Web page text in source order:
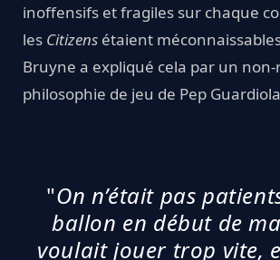
inoffensifs et fragiles sur chaque
les Citizens étaient
Bruyne a expliqué cela par un non-
philosophie de jeu de Pep
"On n’était pas
ballon en début de
voulait jouer trop vite,